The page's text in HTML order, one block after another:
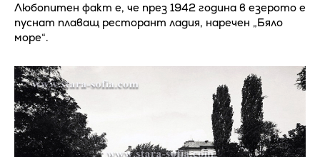
Любопитен факт е, че през 1942 година в езерото е
пуснат плаващ ресторант ладия, наречен „Бяло
море“.